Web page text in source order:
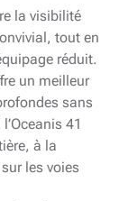
la visibilité
tout en
réduit.
un meilleur
sans
41
à la
les voies